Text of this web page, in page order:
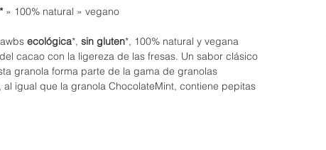
» 100% natural » vegano
ecológica*, sin gluten*, 100% natural y vegana
cacao con la ligereza de las fresas. Un sabor clásico
granola forma parte de la gama de granolas
al igual que la granola ChocolateMint, contiene pepitas